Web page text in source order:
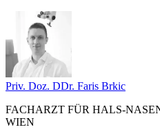
Priv. Doz. DDr. Faris Brkic
FACHARZT FÜR HALS-
WIEN